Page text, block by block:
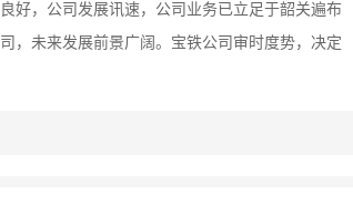
好，公司发展讯速，公司业务已立足于韶关遍布
，未来发展前景广阔。宝铁公司审时度势，决定